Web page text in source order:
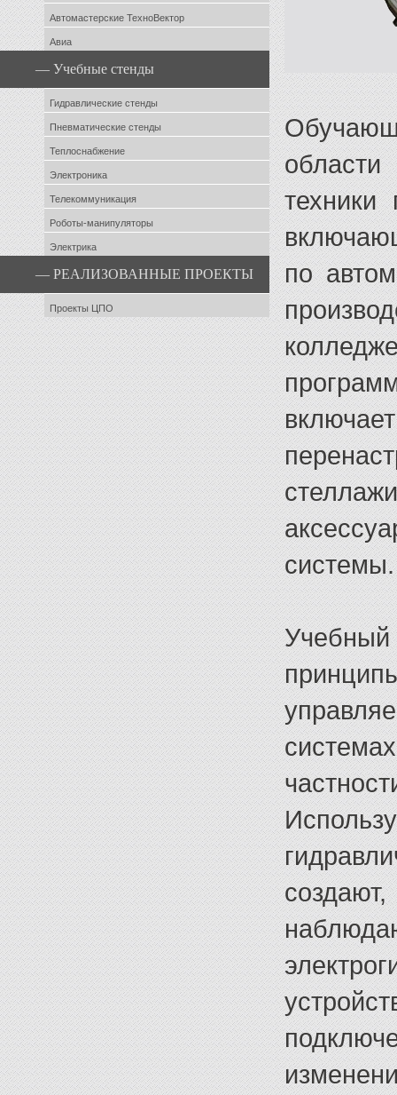
Автомастерские ТехноВектор
Авиа
— Учебные стенды
Гидравлические стенды
Пневматические стенды
Теплоснабжение
Электроника
Телекоммуникация
Роботы-манипуляторы
Электрика
— РЕАЛИЗОВАННЫЕ ПРОЕКТЫ
Проекты ЦПО
техники
по
системы.
Учебный